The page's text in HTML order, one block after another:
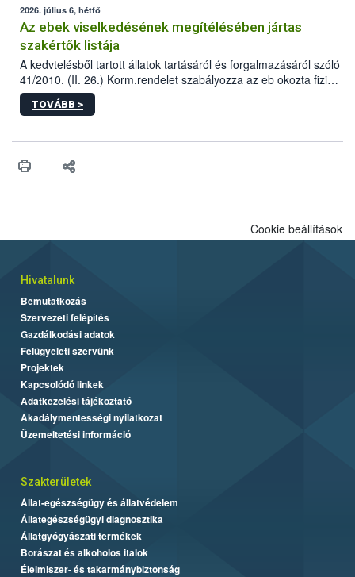
2026. július 6, hétfő
Az ebek viselkedésének megítélésében jártas
szakértők listája
A kedvtelésből tartott állatok tartásáról és forgalmazásáról szóló
41/2010. (II. 26.) Korm.rendelet szabályozza az eb okozta fizikai
sérülés, illetve ennek veszélye keletkezésekor felmerülő
hatósági feladatokat, valamint a veszélyes eb tartását és annak
vonni az ebek viselkedésének megítélésében jártas szakértőt.
TOVÁBB >
Cookie beállítások
Hivatalunk
Bemutatkozás
Szervezeti felépítés
Gazdálkodási adatok
Felügyeleti szervünk
Projektek
Kapcsolódó linkek
Adatkezelési tájékoztató
Akadálymentességi nyilatkozat
Üzemeltetési információ
Szakterületek
Állat-egészségügy és állatvédelem
Állategészségügyi diagnosztika
Állatgyógyászati termékek
Borászat és alkoholos italok
Élelmiszer- és takarmánybiztonság